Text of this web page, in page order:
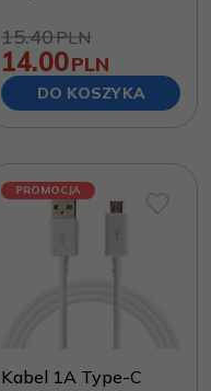
15.40PLN
14.00PLN
DO KOSZYKA
PROMOCJA
Kabel 1A Type-C